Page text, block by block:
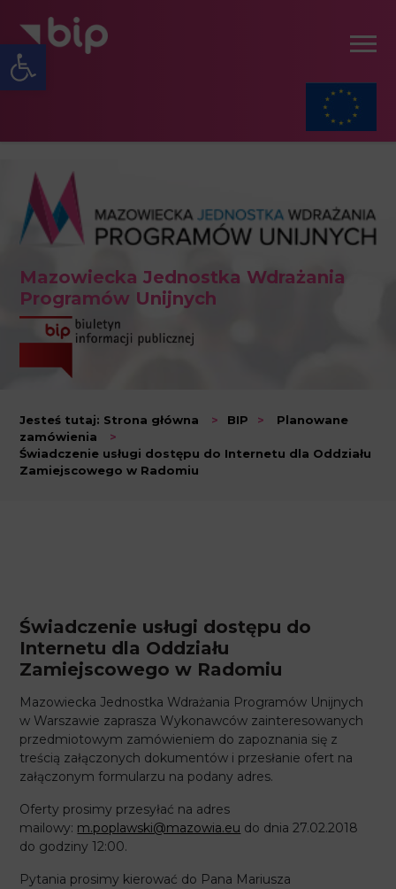
Open toolbar
Mazowiecka Jednostka Wdrażania
Programów Unijnych
Jesteś tutaj: Strona główna > BIP >
Planowane
zamówienia
>
Świadczenie usługi dostępu do Internetu dla Oddziału
Zamiejscowego w Radomiu
Świadczenie usługi dostępu do
Internetu dla Oddziału
Zamiejscowego w Radomiu
Mazowiecka Jednostka Wdrażania Programów Unijnych
w Warszawie zaprasza Wykonawców zainteresowanych
przedmiotowym zamówieniem do zapoznania się z
treścią załączonych dokumentów i przesłanie ofert na
załączonym formularzu na podany adres.
Oferty prosimy przesyłać na adres
mailowy: m.poplawski@mazowia.eu do dnia 27.02.2018
do godziny 12:00.
Pytania prosimy kierować do Pana Mariusza